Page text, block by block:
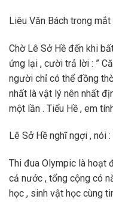
Liêu Văn Bách trong
Chờ Lê Sở Hề đến khi
ứng lại , cười trả lời : ”
người chỉ có thể đồng
nhất là vật lý nên nhất
một lần . Tiểu Hề , em
Lê Sở Hề nghĩ ngợi , nói
Thi đua Olympic là hoạt
cả nước , tổng cộng có
học , sinh vật học cùng